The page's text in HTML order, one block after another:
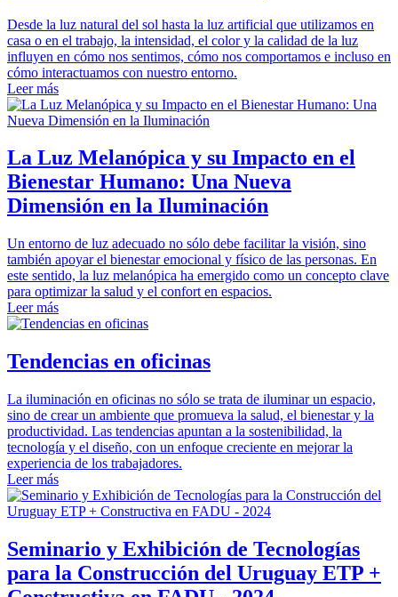
Desde la luz natural del sol hasta la luz artificial que utilizamos en
casa o en el trabajo, la intensidad, el color y la calidad de la luz
influyen en cómo nos sentimos, cómo nos comportamos e incluso en
cómo interactuamos con nuestro entorno.
Leer más
La Luz Melanópica y su Impacto en el
Bienestar Humano: Una Nueva
Dimensión en la Iluminación
Un entorno de luz adecuado no sólo debe facilitar la visión, sino
también apoyar el bienestar emocional y físico de las personas. En
este sentido, la luz melanópica ha emergido como un concepto clave
para optimizar la salud y el confort en espacios.
Leer más
Tendencias en oficinas
La iluminación en oficinas no sólo se trata de iluminar un espacio,
sino de crear un ambiente que promueva la salud, el bienestar y la
productividad. Las tendencias apuntan a la sostenibilidad, la
tecnología y el diseño, con un enfoque creciente en mejorar la
experiencia de los trabajadores.
Leer más
Seminario y Exhibición de Tecnologías
para la Construcción del Uruguay ETP +